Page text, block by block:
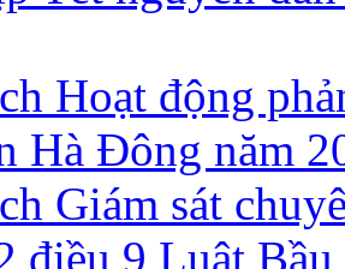
Hoạt động
Hà Đông năm
Giám sát
điều 9 Luật